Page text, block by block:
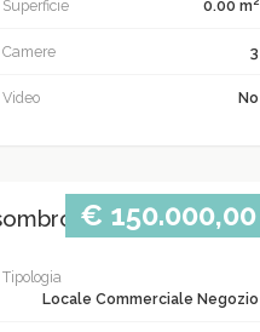
Superficie 0.00 m
Camere 3
Video No
€ 150.000,00
Tipologia
Locale Commerciale Negozio